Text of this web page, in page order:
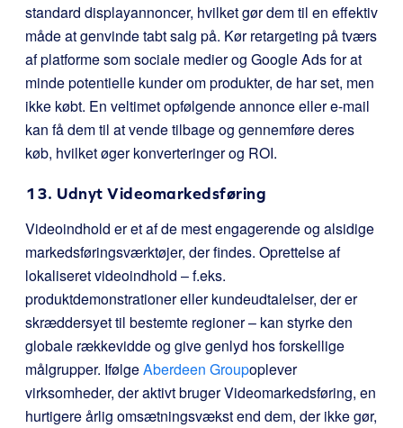
standard displayannoncer, hvilket gør dem til en effektiv
måde at genvinde tabt salg på. Kør retargeting på tværs
af platforme som sociale medier og Google Ads for at
minde potentielle kunder om produkter, de har set, men
ikke købt. En veltimet opfølgende annonce eller e-mail
kan få dem til at vende tilbage og gennemføre deres
køb, hvilket øger konverteringer og ROI.
13. Udnyt Videomarkedsføring
Videoindhold er et af de mest engagerende og alsidige
markedsføringsværktøjer, der findes. Oprettelse af
lokaliseret videoindhold – f.eks.
produktdemonstrationer eller kundeudtalelser, der er
skræddersyet til bestemte regioner – kan styrke den
globale rækkevidde og give genlyd hos forskellige
målgrupper. IfølgeAberdeen Groupoplever
virksomheder, der aktivt bruger Videomarkedsføring, en
hurtigere årlig omsætningsvækst end dem, der ikke gør,